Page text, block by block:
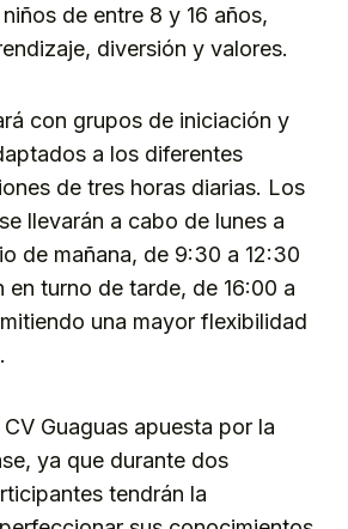
de entre 8 y 16 años,
diversión y valores.
con grupos de iniciación y
a los diferentes
de tres horas diarias. Los
llevarán a cabo de lunes a
de mañana, de 9:30 a 12:30
en turno de tarde, de 16:00 a
una mayor flexibilidad
Guaguas apuesta por la
ya que durante dos
tendrán la